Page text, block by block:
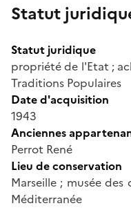
Statut
Statut juridique
propriété de l'Etat ;
Traditions Populaires
Date d'acquisition
1943
Anciennes
Perrot René
Lieu de conservation
Marseille ; musée
Méditerranée